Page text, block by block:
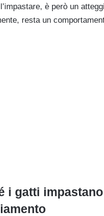
è però un
resta un
i gatti